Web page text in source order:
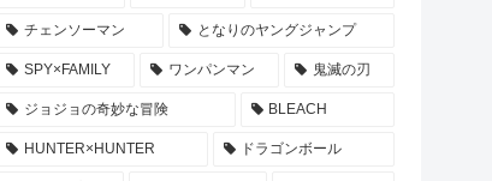
チェンソーマン となりのヤングジャンプ
SPY×FAMILY ワンパンマン 鬼滅の刃
ジョジョの奇妙な冒険 BLEACH
HUNTER×HUNTER ドラゴンボール